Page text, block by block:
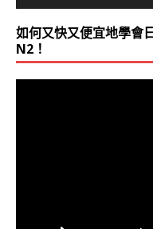
如何又快又便宜地學會
N2！